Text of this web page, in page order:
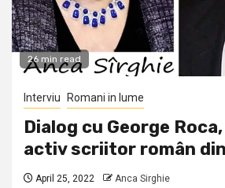
26 min read
Interviu Romani in lume
Dialog cu George
activ scriitor român
April 25, 2022 Anca Sirghie